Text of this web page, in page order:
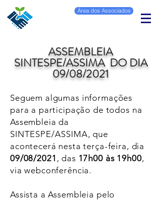
Área dos Associados
ASSEMBLEIA
SINTESPE/ASSIMA DO DIA
09/08/2021
Seguem algumas informações
para a participação de todos na
Assembleia da
SINTESPE/ASSIMA, que
acontecerá nesta terça-feira, dia
09/08/2021 , das 17h00 às 19h00,
via webconferência.
Assista a Assembleia pelo